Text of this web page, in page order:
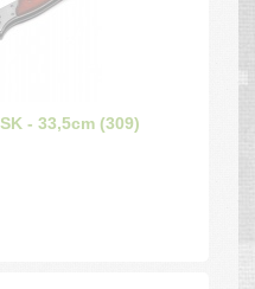
- 33,5cm (309)